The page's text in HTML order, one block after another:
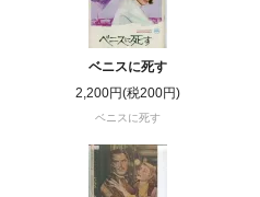
ベニスに死す
2,200円(税200円)
ベニスに死す